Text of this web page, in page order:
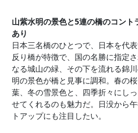
山紫水明の景色と5連の橋のコント
あり
日本三名橋のひとつで、日本を代
反り橋が特徴で、国の名勝に指定
なる城山の緑、その下を流れる錦
明の景色が橋と見事に調和。春の
葉、冬の雪景色と、四季折々にし
せてくれるのも魅力だ。日没から
トアップにも注目したい。